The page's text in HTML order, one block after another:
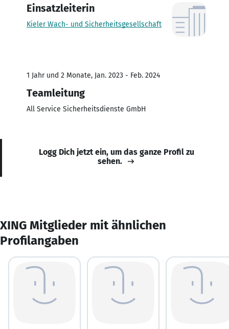
Einsatzleiterin
Kieler Wach- und Sicherheitsgesellschaft
1 Jahr und 2 Monate, Jan. 2023 - Feb. 2024
Teamleitung
All Service Sicherheitsdienste GmbH
Logg Dich jetzt ein, um das ganze Profil zu
sehen.
XING Mitglieder mit ähnlichen
Profilangaben